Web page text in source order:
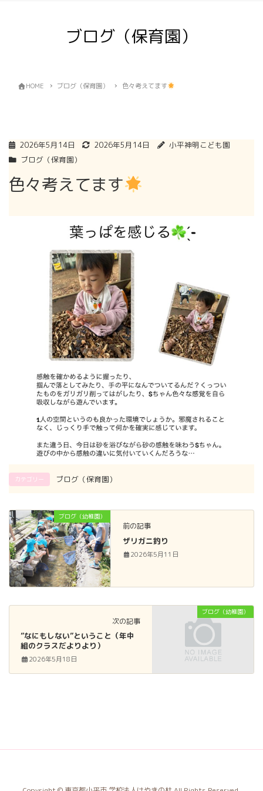
ブログ（保育園）
HOME ブログ（保育園） 色々考えてます
2026年5月14日 2026年5月14日
小平神明こども園
ブログ（保育園）
色々考えてます
カテゴリー ブログ（保育園）
ブログ（幼稚園）
前の記事
ザリガニ釣り
2026年5月11日
ブログ（幼稚園）
次の記事
”なにもしない”ということ（年中
組のクラスだよりより）
2026年5月18日